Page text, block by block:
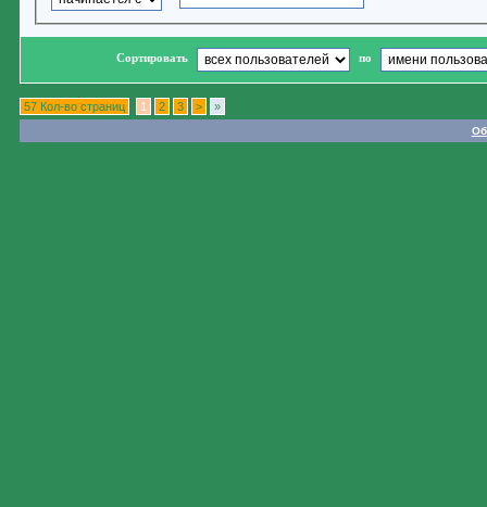
Сортировать по
57 Кол-во страниц 1 2 3 > »